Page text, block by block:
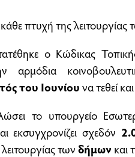
πτυχή της λειτουργίας
ο Κώδικας
αρμόδια
του Ιουνίουνα τεθεί
το υπουργείο
εκσυγχρονίζει σχεδόν
τωνδήμων και